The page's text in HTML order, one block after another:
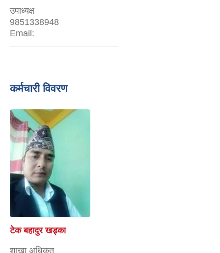
उपाध्यक्ष
9851338948
Email:
कर्मचारी विवरण
टेक बहादुर खड्का
शाखा अधिकृत